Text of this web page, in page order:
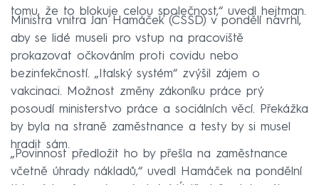
tomu, že to blokuje celou společnost,“ uvedl hejtman.
Ministra vnitra Jan Hamáček (ČSSD) v pondělí navrhl,
aby se lidé museli pro vstup na pracoviště
prokazovat očkováním proti covidu nebo
bezinfekčností. „Italský systém“ zvýšil zájem o
vakcinaci. Možnost změny zákoníku práce prý
posoudí ministerstvo práce a sociálních věcí. Překážka
by byla na straně zaměstnance a testy by si musel
hradit sám.
„Povinnost předložit ho by přešla na zaměstnance
včetně úhrady nákladů,“ uvedl Hamáček na pondělní